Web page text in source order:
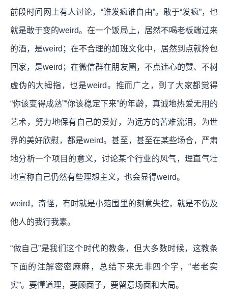
前段时间网上有人讨论，“谁发疯谁自由”。敢于“发疯”，也
就是敢于变的weird。在一个饭局上，居然不喝老板端过来
的酒，是weird；在不合理的加班文化中，居然到点就拎包
回家，是weird；在微信群在朋友圈，不点违心的赞、不树
虚伪的大拇指，也是weird。推而广之，到了大家都觉得
“你该变得成熟”“你该稳定下来”的年龄，真诚地热爱无用的
艺术，努力地保有自己的爱好，为远方的苦难流泪，为世
界的美好欣慰，都是weird。甚至，甚至在某些场合，严肃
地分析一个项目的意义，讨论某个行业的风气，理直气壮
地宣称自己仍然有些理想主义，也会显得weird。
weird，奇怪，有时就是小范围里的刻意失控，就是不伤及
他人的我行我素。
“做自己”是我们这个时代的教条，但大多数时候，这教条
下面的注解密密麻麻，总结下来无非四个字，“老老实
实”。要懂道理，要顾面子，要留意场面和大局。